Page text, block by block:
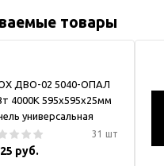
товары
ДВО-02 5040-ОПАЛ
4000К 595х595х25мм
универсальная
31 шт
руб.